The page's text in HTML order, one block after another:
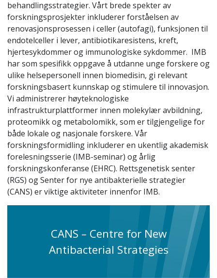
behandlingsstrategier. Vårt brede spekter av
forskningsprosjekter inkluderer forståelsen av
renovasjonsprosessen i celler (autofagi), funksjonen til
endotelceller i lever, antibiotikaresistens, kreft,
hjertesykdommer og immunologiske sykdommer. IMB
har som spesifikk oppgave å utdanne unge forskere og
ulike helsepersonell innen biomedisin, gi relevant
forskningsbasert kunnskap og stimulere til innovasjon.
Vi administrerer høyteknologiske
infrastrukturplattformer innen molekylær avbildning,
proteomikk og metabolomikk, som er tilgjengelige for
både lokale og nasjonale forskere. Vår
forskningsformidling inkluderer en ukentlig akademisk
forelesningsserie (IMB-seminar) og årlig
forskningskonferanse (EHRC). Rettsgenetisk senter
(RGS) og Senter for nye antibakterielle strategier
(CANS) er viktige aktiviteter innenfor IMB.
CANS – Centre for New
Antibacterial Strategies